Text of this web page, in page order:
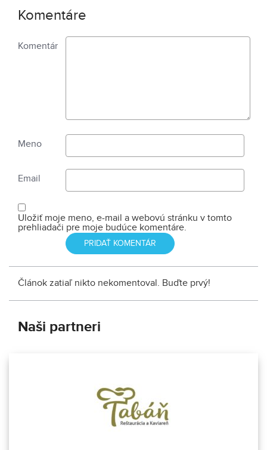
Komentáre
Komentár
Meno
Email
Uložiť moje meno, e-mail a webovú stránku v tomto
prehliadači pre moje budúce komentáre.
Článok zatiaľ nikto nekomentoval. Buďte prvý!
Naši partneri